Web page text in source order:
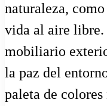
naturaleza,
vida al aire libre.
mobiliario
la paz del
paleta de colores